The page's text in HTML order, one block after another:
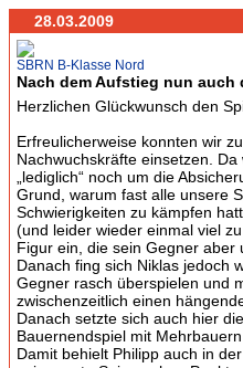
28.03.2009
SBRN B-Klasse Nord
Nach dem Aufstieg nun auch
Herzlichen Glückwunsch den
Erfreulicherweise konnten wir
Nachwuchskräfte einsetzen.
„lediglich“ noch um die
Grund, warum fast alle unsere
Schwierigkeiten zu kämpfen
(und leider wieder einmal viel
Figur ein, die sein Gegner aber
Danach fing sich Niklas jedoch
Gegner rasch überspielen und
zwischenzeitlich einen
Danach setzte sich auch hier
Bauernendspiel mit
Damit behielt Philipp auch in